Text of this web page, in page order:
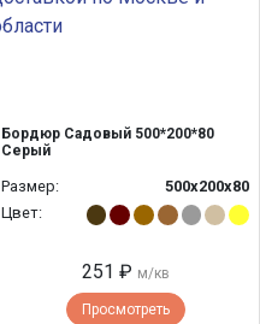
Бордюр Садовый 500*200*80
Серый
Размер:
500х200х80
Цвет:
251 ₽ м/кв
Просмотреть